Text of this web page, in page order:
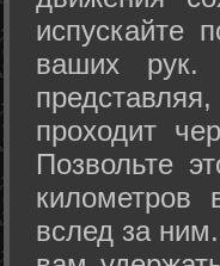
испускайте
ваших рук.
проходит
Позвольте
километров
вслед за